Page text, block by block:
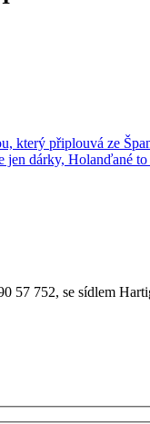
který připlouvá ze
jen dárky,
57 752, se sídlem